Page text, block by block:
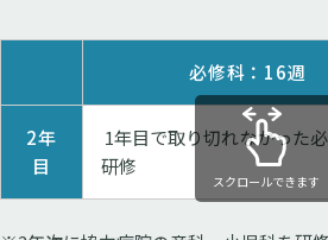
必修科：16週
2年
目
1年目で取り切れなかった
研修
スクロールできます